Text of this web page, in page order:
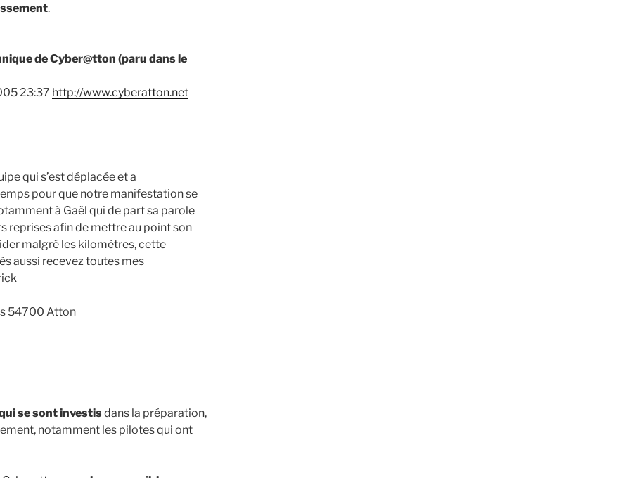
.
de Cyber@tton (paru dans le
23:37 http://www.cyberatton.net
qui s’est déplacée et a
pour que notre manifestation se
à Gaël qui de part sa parole
reprises afin de mettre au point son
malgré les kilomètres, cette
aussi recevez toutes mes
54700 Atton
se sont investisdans la préparation,
notamment les pilotes qui ont